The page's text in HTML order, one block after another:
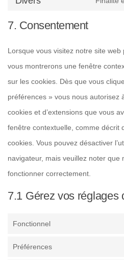
7. Consentement
Lorsque vous visitez notre site
vous montrerons une fenêtre
sur les cookies. Dès que vous
préférences » vous nous autorisez
cookies et d’extensions que vous
fenêtre contextuelle, comme décrit
cookies. Vous pouvez désactiver
navigateur, mais veuillez noter
fonctionner correctement.
7.1 Gérez vos réglages
Fonctionnel
Préférences